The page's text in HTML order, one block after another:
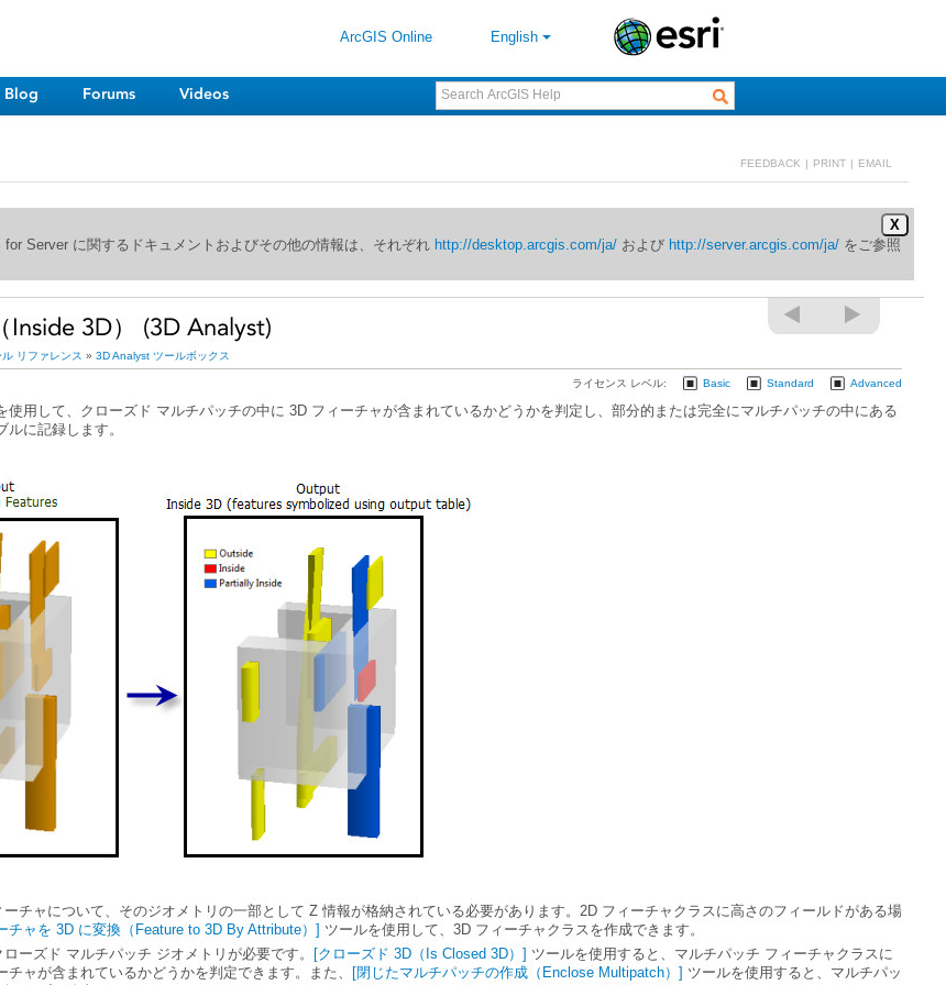
ArcGIS Online English
Blog Forums Videos
FEEDBACK | PRINT | EMAIL
X
Server に関するドキュメントおよびその他の情報は、それぞれ http://desktop.arcgis.com/ja/および http://server.arcgis.com/ja/
）
Line With Multipatch）
3D） (3D Analyst)
ル リファレンス » 3D Analyst ツールボックス
ライセンス レベル: Basic Standard Advanced
に記録します。
チャを 3D に変換（Feature to 3D By Attribute）] ツールを使用して、3D フィーチャクラスを作成できます。
ーズド マルチパッチ ジオメトリが必要です。
[クローズド 3D（Is Closed 3D）]
チャが含まれているかどうかを判定できます。また、
[閉じたマルチパッチの作成（Enclose Multipatch）]